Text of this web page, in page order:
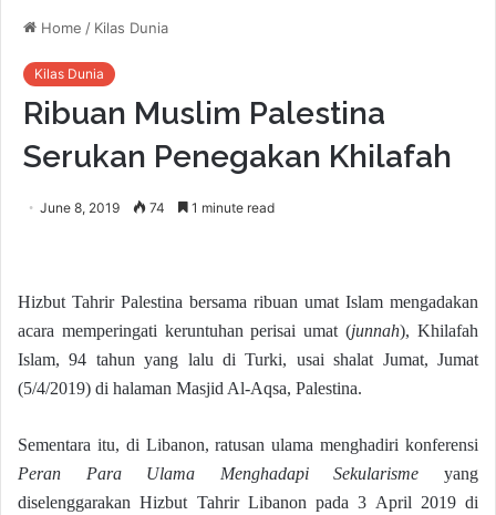
Home / Kilas Dunia
Kilas Dunia
Ribuan Muslim Palestina
Serukan Penegakan Khilafah
June 8, 2019 74 1 minute read
Hizbut Tahrir Palestina bersama ribuan umat Islam mengadakan
acara memperingati keruntuhan perisai umat (junnah), Khilafah
Islam, 94 tahun yang lalu di Turki, usai shalat Jumat, Jumat
(5/4/2019) di halaman Masjid Al-Aqsa, Palestina.
Sementara itu, di Libanon, ratusan ulama menghadiri konferensi
Peran Para Ulama Menghadapi Sekularisme yang
diselenggarakan Hizbut Tahrir Libanon pada 3 April 2019 di